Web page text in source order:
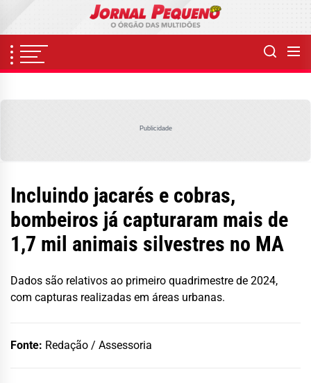
content
Publicidade
Incluindo jacarés e cobras,
bombeiros já capturaram mais de
1,7 mil animais silvestres no MA
Dados são relativos ao primeiro quadrimestre de 2024,
com capturas realizadas em áreas urbanas.
Fonte: Redação / Assessoria